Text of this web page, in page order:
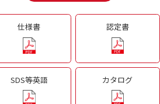
仕様書 認定書
SDS等英語 カタログ